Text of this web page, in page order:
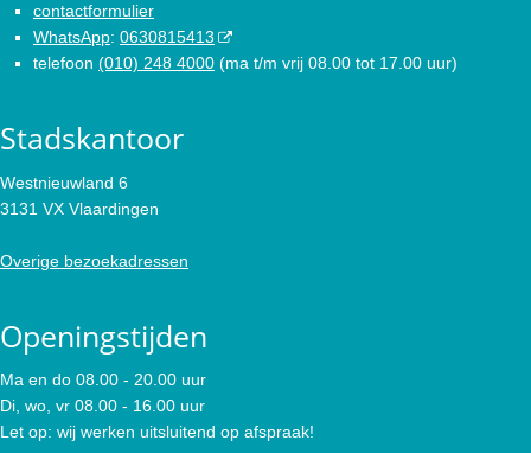
contactformulier
WhatsApp: 0630815413
telefoon (010) 248 4000 (ma t/m vrij 08.00 tot 17.00 uur)
Stadskantoor
Westnieuwland 6
3131 VX Vlaardingen
Overige bezoekadressen
Openingstijden
Ma en do 08.00 - 20.00 uur
Di, wo, vr 08.00 - 16.00 uur
Let op: wij werken uitsluitend op afspraak!